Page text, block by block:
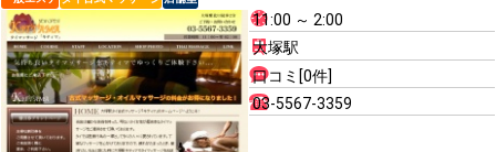
11:00 ～ 2:00
大塚駅
口コミ[0件]
03-5567-3359